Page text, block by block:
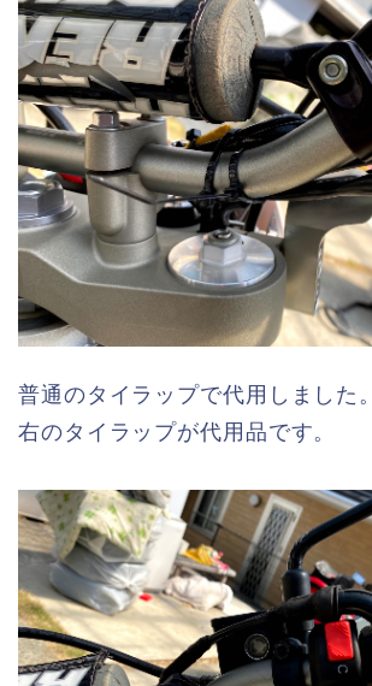
普通のタイラップで代用しました。
右のタイラップが代用品です。